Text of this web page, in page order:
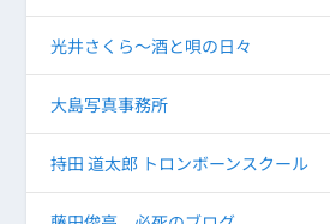
光井さくら～酒と唄の日々
大島写真事務所
持田 道太郎 トロンボーンスクール